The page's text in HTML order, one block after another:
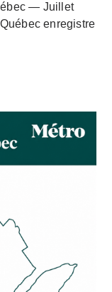
— Juillet
enregistre